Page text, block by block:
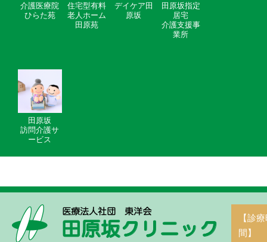
介護医療院
ひらた苑
住宅型有料
老人ホーム
田原苑
デイケア田
原坂
田原坂指定
居宅
介護支援事
業所
田原坂
訪問介護サ
ービス
【診
間】